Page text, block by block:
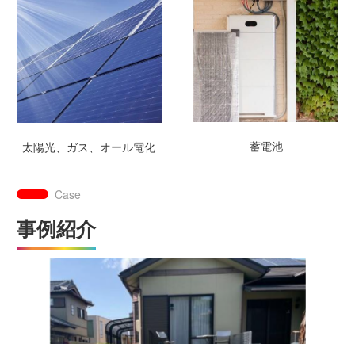
太陽光、ガス、オール電化 蓄電池
Case
事例紹介